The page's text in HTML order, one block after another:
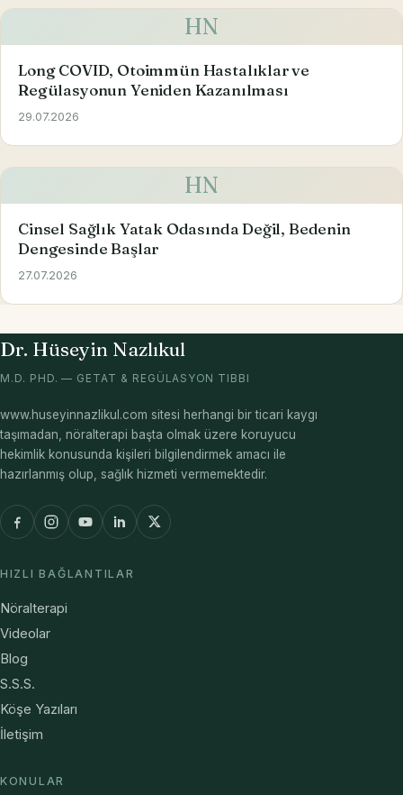
HN
Long COVID, Otoimmün Hastalıklar ve
Regülasyonun Yeniden Kazanılması
29.07.2026
HN
Cinsel Sağlık Yatak Odasında Değil, Bedenin
Dengesinde Başlar
27.07.2026
Dr. Hüseyin Nazlıkul
M.D. PHD. — GETAT & REGÜLASYON TIBBI
www.huseyinnazlikul.com sitesi herhangi bir ticari kaygı
taşımadan, nöralterapi başta olmak üzere koruyucu
hekimlik konusunda kişileri bilgilendirmek amacı ile
hazırlanmış olup, sağlık hizmeti vermemektedir.
HIZLI BAĞLANTILAR
Nöralterapi
Videolar
Blog
S.S.S.
Köşe Yazıları
İletişim
KONULAR